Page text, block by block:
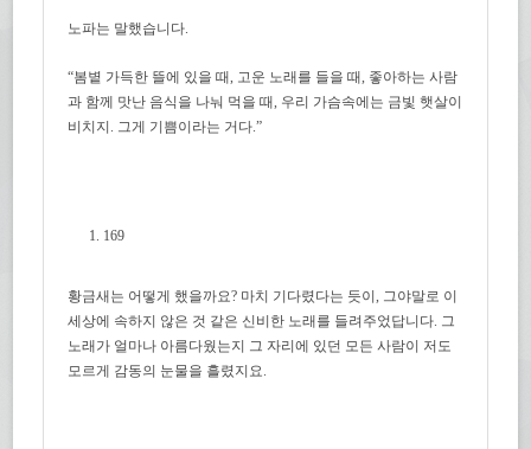
노파는 말했습니다.
“봄볕 가득한 뜰에 있을 때, 고운 노래를 들을 때, 좋아하는 사람
과 함께 맛난 음식을 나눠 먹을 때, 우리 가슴속에는 금빛 햇살이
비치지. 그게 기쁨이라는 거다.”
169
황금새는 어떻게 했을까요? 마치 기다렸다는 듯이, 그야말로 이
세상에 속하지 않은 것 같은 신비한 노래를 들려주었답니다. 그
노래가 얼마나 아름다웠는지 그 자리에 있던 모든 사람이 저도
모르게 감동의 눈물을 흘렸지요.